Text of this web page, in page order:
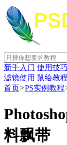
新手入门 使用技巧
滤镜使用 鼠绘教程
首页>PS实例教程
料飘带